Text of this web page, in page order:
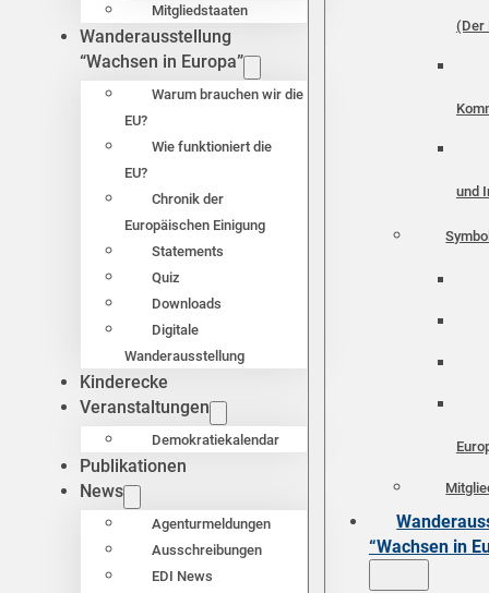
Mitgliedstaaten
Wanderausstellung
“Wachsen in Europa”
Warum brauchen wir die
EU?
Wie funktioniert die
EU?
Chronik der
Europäischen Einigung
Statements
Quiz
Downloads
Digitale
Wanderausstellung
Kinderecke
Veranstaltungen
Demokratiekalendar
Publikationen
News
Agenturmeldungen
Ausschreibungen
EDI News
(Der
und
“Wachsen in